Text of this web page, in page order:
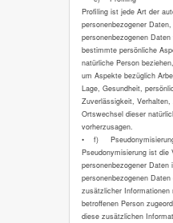
Profiling ist jede Art der
personenbezogener
personenbezogenen
bestimmte persönliche
natürliche Person
um Aspekte bezüglich
Lage, Gesundheit,
Zuverlässigkeit,
Ortswechsel dieser
vorherzusagen.
• f)
Pseudonymisierung ist die
personenbezogener
personenbezogenen
zusätzlicher
betroffenen Person
diese zusätzlichen